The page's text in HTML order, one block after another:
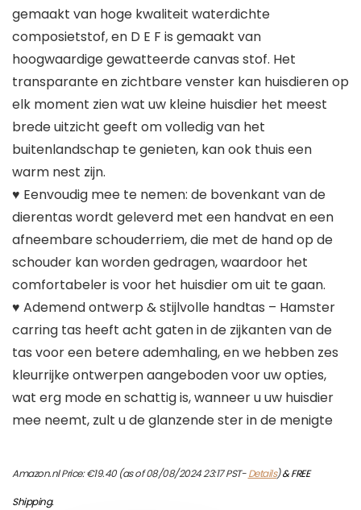
gemaakt van hoge kwaliteit waterdichte
composietstof, en D E F is gemaakt van
hoogwaardige gewatteerde canvas stof. Het
transparante en zichtbare venster kan huisdieren op
elk moment zien wat uw kleine huisdier het meest
brede uitzicht geeft om volledig van het
buitenlandschap te genieten, kan ook thuis een
warm nest zijn.
♥ Eenvoudig mee te nemen: de bovenkant van de
dierentas wordt geleverd met een handvat en een
afneembare schouderriem, die met de hand op de
schouder kan worden gedragen, waardoor het
comfortabeler is voor het huisdier om uit te gaan.
♥ Ademend ontwerp & stijlvolle handtas – Hamster
carring tas heeft acht gaten in de zijkanten van de
tas voor een betere ademhaling, en we hebben zes
kleurrijke ontwerpen aangeboden voor uw opties,
wat erg mode en schattig is, wanneer u uw huisdier
mee neemt, zult u de glanzende ster in de menigte
Amazon.nl Price:€19.40(as of 08/08/2024 23:17 PST-Details)&FREE
Shipping.